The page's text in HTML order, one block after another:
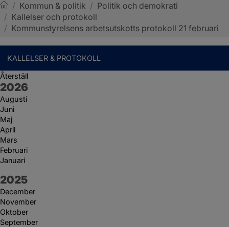
Sotenäs kommun
/ Kommun & politik / Politik och demokrati
/ Kallelser och protokoll
/ Kommunstyrelsens arbetsutskotts protokoll 21 februari
KALLELSER & PROTOKOLL
Återställ
År:
2026
Augusti
Juni
Maj
April
Mars
Februari
Januari
År:
2025
December
November
Oktober
September